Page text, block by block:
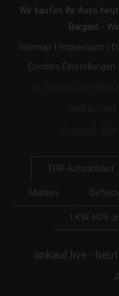
Wir kaufen Ihr Auto
Bargeld -
Sitemap | Impressum |
Cookies Einstellungen
TOP Autoankauf
Marken
LKW, BUS
ankauf.live -